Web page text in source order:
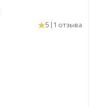
5 | 1 отзыва